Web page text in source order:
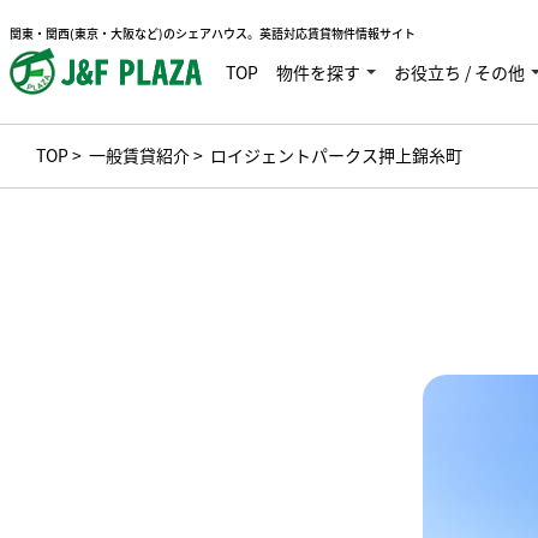
関東・関西(東京・大阪など)のシェアハウス。英語対応賃貸物件情報サイト
TOP 物件を探す お役立ち / その他
TOP> 一般賃貸紹介> ロイジェントパークス押上錦糸町